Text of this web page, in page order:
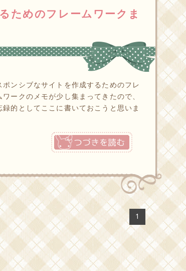
ためのフレームワークま
ポンシブなサイトを作成するためのフレ
ワークのメモが少し集まってきたので、
録的としてここに書いておこうと思いま
つづきを読む
1